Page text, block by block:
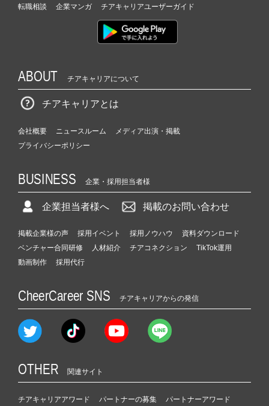
転職相談
企業マンガ チアキャリアユーザーガイド
ABOUT チアキャリアについて
チアキャリアとは
会社概要 ニュースルーム
メディア出演・掲載
プライバシーポリシー
BUSINESS 企業・採用担当者様
企業担当者様へ 掲載のお問い合わせ
掲載企業様の声 採用イベント 採用ノウハウ
資料ダウンロード
ベンチャー合同研修
人材紹介 チアコネクション
TikTok運用
動画制作
採用代行
CheerCareer SNS チアキャリアからの発信
OTHER 関連サイト
チアキャリアアワード パートナーの募集 パートナーアワード